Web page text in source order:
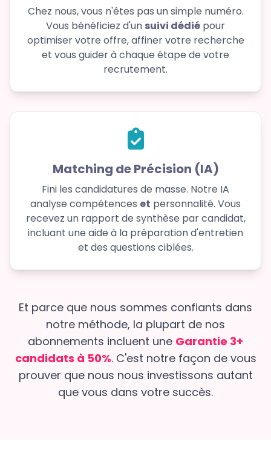
Chez nous, vous n'êtes pas un simple numéro.
Vous bénéficiez d'un suivi dédié pour
optimiser votre offre, affiner votre recherche
et vous guider à chaque étape de votre
recrutement.
Matching de Précision (IA)
Fini les candidatures de masse. Notre IA
analyse compétences et personnalité. Vous
recevez un rapport de synthèse par candidat,
incluant une aide à la préparation d'entretien
et des questions ciblées.
Et parce que nous sommes confiants dans
notre méthode, la plupart de nos
abonnements incluent une Garantie 3+
candidats à 50%. C'est notre façon de vous
prouver que nous nous investissons autant
que vous dans votre succès.